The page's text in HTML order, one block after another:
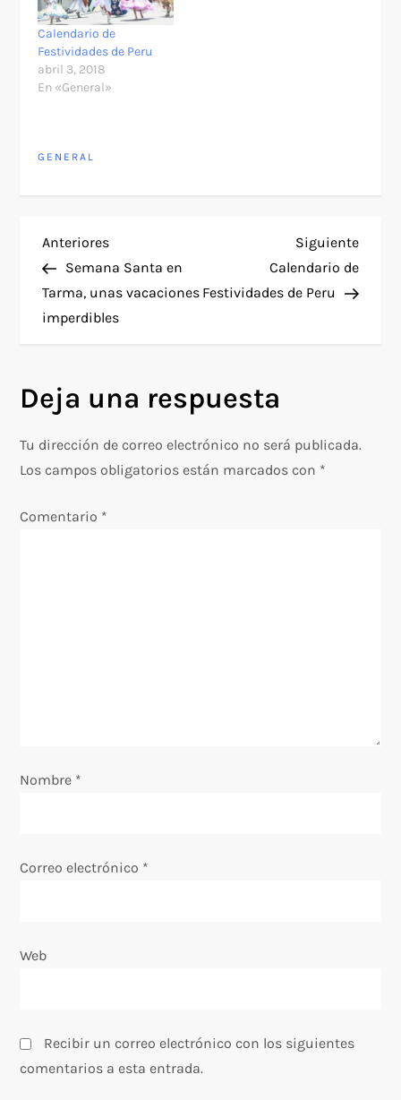
Calendario de
Festividades de Peru
abril 3, 2018
En «General»
GENERAL
N
a
v
g
a
n
r
d
s
Entrada
anterior
Anteriores
Semana Santa en
Tarma, unas vacaciones
imperdibles
Siguiente
Calendario de
Festividades de Peru
Deja una respuesta
Tu dirección de correo electrónico no será publicada.
Los campos obligatorios están marcados con *
Comentario *
Nombre *
Correo electrónico *
Web
Recibir un correo electrónico con los siguientes
comentarios a esta entrada.